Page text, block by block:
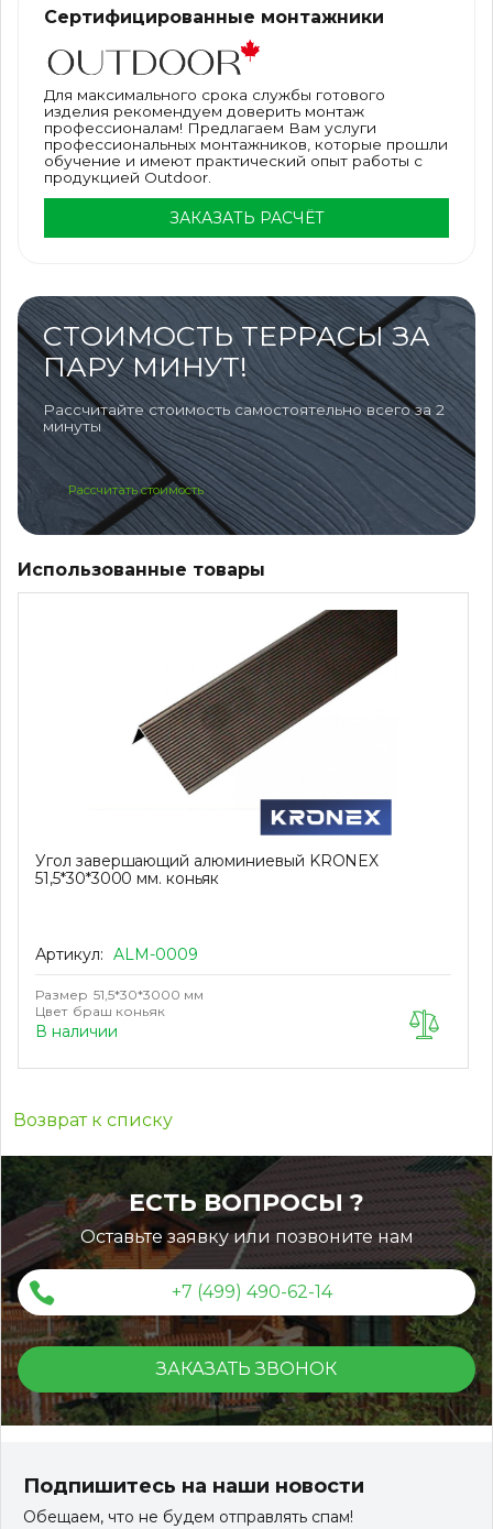
Сертифицированные монтажники
Для максимального срока службы готового
изделия рекомендуем доверить монтаж
профессионалам! Предлагаем Вам услуги
профессиональных монтажников, которые прошли
обучение и имеют практический опыт работы с
продукцией Outdoor.
ЗАКАЗАТЬ РАСЧЁТ
СТОИМОСТЬ ТЕРРАСЫ ЗА
ПАРУ МИНУТ!
Рассчитайте стоимость самостоятельно всего за 2
минуты
Рассчитать стоимость
Использованные товары
Угол завершающий алюминиевый KRONEX
51,5*30*3000 мм. коньяк
Артикул: ALM-0009
Размер 51,5*30*3000 мм
Цвет браш коньяк
В наличии
Возврат к списку
ЕСТЬ ВОПРОСЫ ?
Оставьте заявку или позвоните нам
+7 (499) 490-62-14
ЗАКАЗАТЬ ЗВОНОК
Подпишитесь на наши новости
Обещаем, что не будем отправлять спам!